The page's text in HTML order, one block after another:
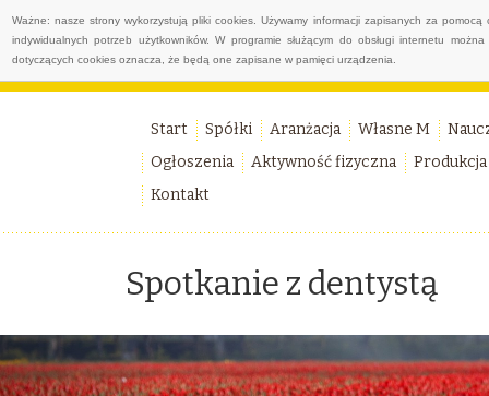
Ważne: nasze strony wykorzystują pliki cookies. Używamy informacji zapisanych za
indywidualnych potrzeb użytkowników. W programie służącym do obsługi internetu
dotyczących cookies oznacza, że będą one zapisane w pamięci urządzenia.
Start Spółki Aranżacja Własne M
Ogłoszenia
Aktywność fizyczna
Produkcja
Kontakt
Spotkanie z dentystą